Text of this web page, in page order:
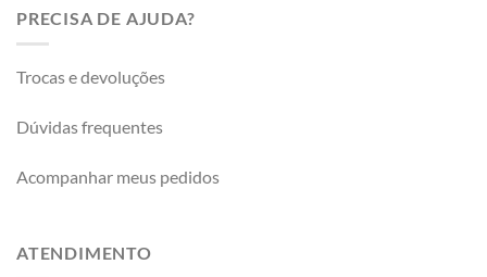
PRECISA DE AJUDA?
Trocas e devoluções
Dúvidas frequentes
Acompanhar meus pedidos
ATENDIMENTO